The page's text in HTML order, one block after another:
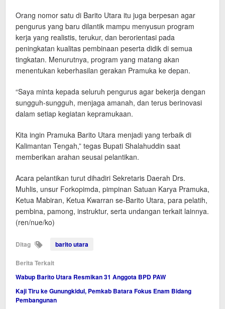
Orang nomor satu di Barito Utara itu juga berpesan agar
pengurus yang baru dilantik mampu menyusun program
kerja yang realistis, terukur, dan berorientasi pada
peningkatan kualitas pembinaan peserta didik di semua
tingkatan. Menurutnya, program yang matang akan
menentukan keberhasilan gerakan Pramuka ke depan.
“Saya minta kepada seluruh pengurus agar bekerja dengan
sungguh-sungguh, menjaga amanah, dan terus berinovasi
dalam setiap kegiatan kepramukaan.
Kita ingin Pramuka Barito Utara menjadi yang terbaik di
Kalimantan Tengah,” tegas Bupati Shalahuddin saat
memberikan arahan seusai pelantikan.
Acara pelantikan turut dihadiri Sekretaris Daerah Drs.
Muhlis, unsur Forkopimda, pimpinan Satuan Karya Pramuka,
Ketua Mabiran, Ketua Kwarran se-Barito Utara, para pelatih,
pembina, pamong, instruktur, serta undangan terkait lainnya.
(ren/nue/ko)
Ditag barito utara
Berita Terkait
Wabup Barito Utara Resmikan 31 Anggota BPD PAW
Kaji Tiru ke Gunungkidul, Pemkab Batara Fokus Enam Bidang
Pembangunan